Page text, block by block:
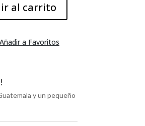
al carrito
Añadir a Favoritos
y un pequeño